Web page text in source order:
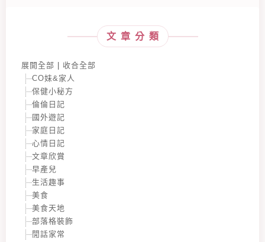
文章分類
展開全部
收合全部
CO妹&家人
保健小秘方
倫倫日記
國外遊記
家庭日記
心情日記
文章欣賞
早產兒
生活趣事
美食
美食天地
部落格裝飾
閒話家常